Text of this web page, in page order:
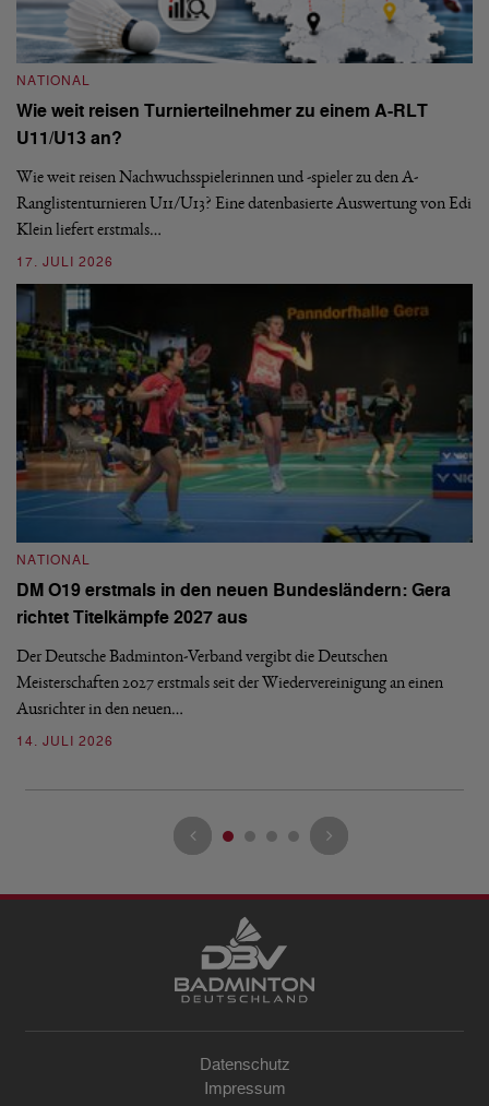
NATIONAL
Wie weit reisen Turnierteilnehmer zu einem A-RLT
U11/U13 an?
Wie weit reisen Nachwuchsspielerinnen und -spieler zu den A-
Ranglistenturnieren U11/U13? Eine datenbasierte Auswertung von Edi
Klein liefert erstmals…
17. JULI 2026
NATIONAL
DM O19 erstmals in den neuen Bundesländern: Gera
richtet Titelkämpfe 2027 aus
Der Deutsche Badminton-Verband vergibt die Deutschen
Meisterschaften 2027 erstmals seit der Wiedervereinigung an einen
Ausrichter in den neuen…
14. JULI 2026
Datenschutz
Impressum